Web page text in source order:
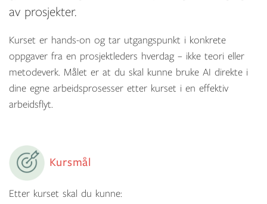
av prosjekter.
Kurset er hands-on og tar utgangspunkt i konkrete
oppgaver fra en prosjektleders hverdag – ikke teori eller
metodeverk. Målet er at du skal kunne bruke AI direkte i
dine egne arbeidsprosesser etter kurset i en effektiv
arbeidsflyt.
Kursmål
Etter kurset skal du kunne: